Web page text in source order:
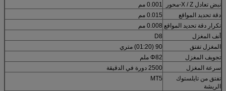
نبض تعادل X / Z-محور
0.001 مم
دقة تحديد المواقع
0.015 مم
تكرار دقة تحديد المواقع 0.008 مم
أنف المغزل
D8
المغزل تفتق
90 (01:20) متري
تجويف المغزل
Φ82 ملم
سرعة المغزل
2500 دورة في الدقيقة
تفتق من تايلستوك
الريشة
MT5